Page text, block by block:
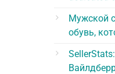
Мужской
обувь,